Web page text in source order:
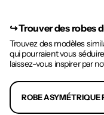
↪︎Trouver des robes
Trouvez des modèles
qui pourraient vous
laissez-vous inspirer par
ROBE ASYMÉTRIQUE